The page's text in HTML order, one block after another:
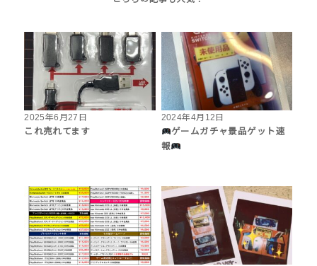
2025年6月27日
これ売れてます
2024年4月12日
ゲームガチャ景品ゲット速
報